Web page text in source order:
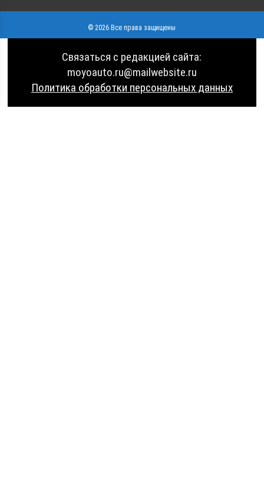
© 2026 Все права защищены
Связаться с редакцией сайта:
moyoauto.ru@mailwebsite.ru
Политика обработки персональных данных